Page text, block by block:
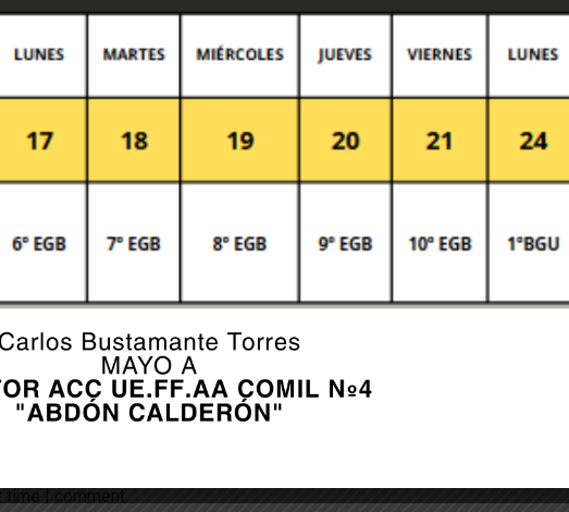
*
I comment.